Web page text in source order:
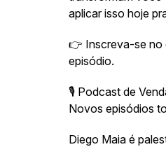
aplicar isso hoje
👉 Inscreva-se no
episódio.
🎙️ Podcast de
Novos episódios
Diego Maia é